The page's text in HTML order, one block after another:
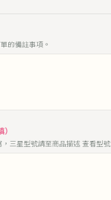
的備註事項。
三星型號請至商品描述 查看型號